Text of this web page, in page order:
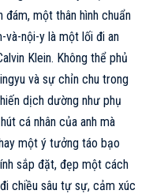
một thân hình chuẩn
nội-y là một lối đi an
Klein. Không thể phủ
và sự chỉn chu trong
dịch dường như phụ
cá nhân của anh mà
một ý tưởng táo bạo
sắp đặt, đẹp một cách
chiều sâu tự sự, cảm xúc